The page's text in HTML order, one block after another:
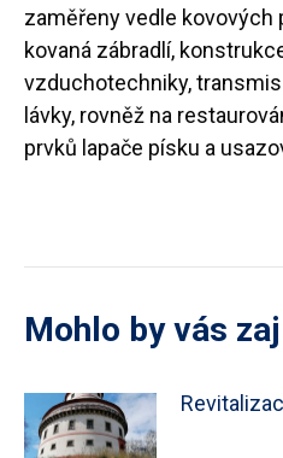
zaměřeny vedle kovových
kovaná zábradlí,
vzduchotechniky,
lávky, rovněž na
prvků lapače písku a
Mohlo by vás